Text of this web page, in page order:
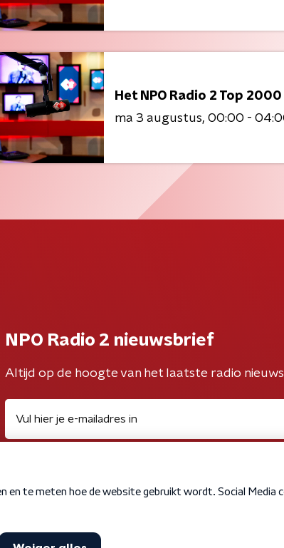
Het NPO Radio 2 Top
ma 3 augustus 00:00 -
NPO Radio 2 nieuwsbrief
Altijd op de hoogte van het laatste radio